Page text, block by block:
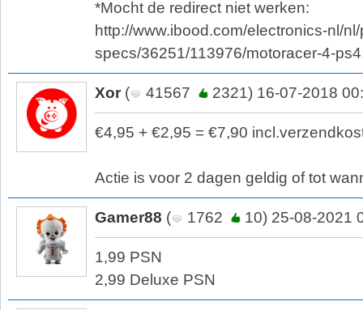
*Mocht de redirect niet werken:
http://www.ibood.com/electronics-nl/
specs/36251/113976/motoracer-4-
Xor ( 41567 2321) 16-07-2018
€4,95 + €2,95 = €7,90
Actie is voor 2 dagen geldig of tot
Gamer88 ( 1762 10) 25-08-2021
1,99 PSN
2,99 Deluxe PSN